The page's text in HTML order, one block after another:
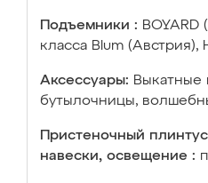
Подъемники :
класса Blum (Австрия),
Аксессуары: Выкатные
бутылочницы,
Пристеночный
навески, освещение :